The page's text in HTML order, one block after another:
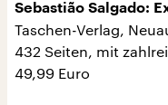
Sebastião Salgado:
Taschen-Verlag,
432 Seiten, mit
49,99 Euro